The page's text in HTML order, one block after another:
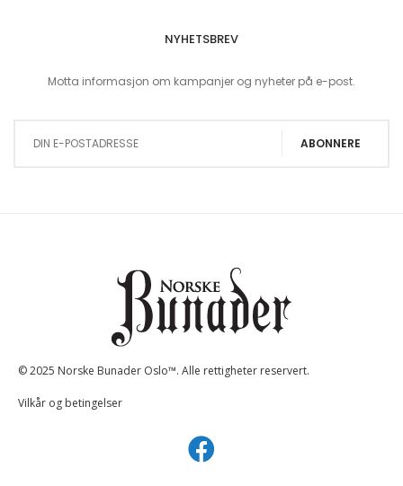
NYHETSBREV
Motta informasjon om kampanjer og nyheter på e-post.
ABONNERE
© 2025 Norske Bunader Oslo™. Alle rettigheter reservert.
Vilkår og betingelser